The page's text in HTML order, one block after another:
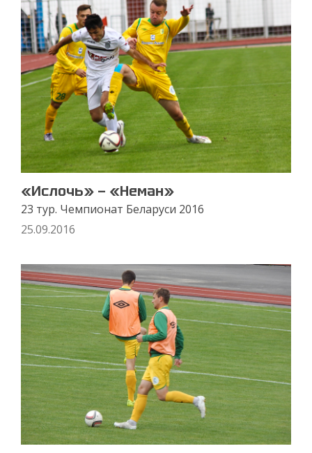
«Ислочь» — «Неман»
23 тур. Чемпионат Беларуси 2016
25.09.2016